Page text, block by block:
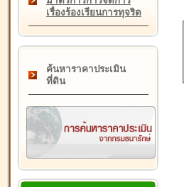
เรื่องร้องเรียนการทุจริต
ค้นหาราคาประเมิน
ที่ดิน